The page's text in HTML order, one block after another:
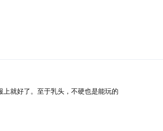
就好了。至于乳头，不硬也是能玩的